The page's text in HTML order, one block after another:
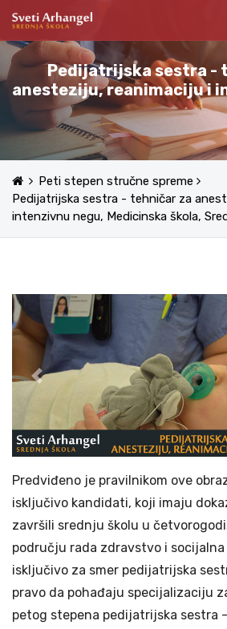
Pedijatrijska sestra -
anesteziju, reanimaciju i
Peti stepen stručne spreme
Pedijatrijska sestra - tehničar za
intenzivnu negu, Medicinska škola,
Previous
Predviđeno je pravilnikom ove
isključivo kandidati, koji imaju
završili srednju školu u
području rada zdravstvo i
isključivo za smer pedijatrijska
pravo da pohađaju specijalizaciju
petog stepena pedijatrijska sestra